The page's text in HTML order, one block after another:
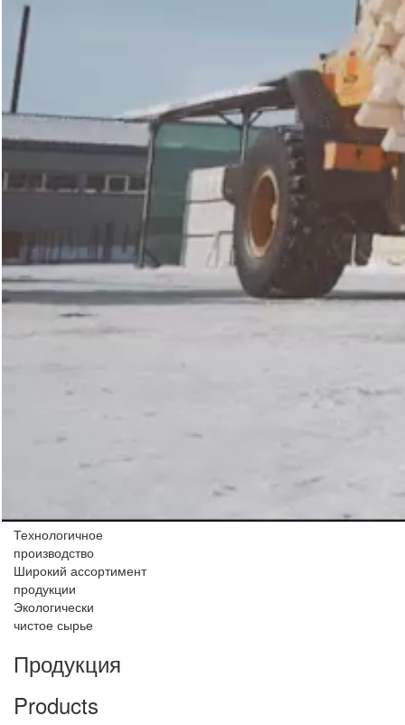
Технологичное
производство
Широкий ассортимент
продукции
Экологически
чистое сырье
Продукция
Products